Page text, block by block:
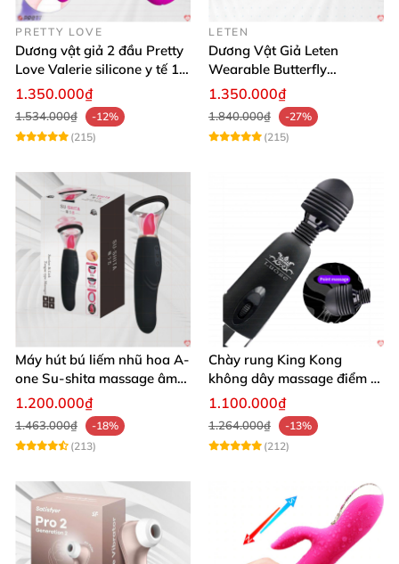
PRETTY LOVE
Dương vật giả 2 đầu Pretty
Love Valerie silicone y tế 12
chế độ rung
1.350.000₫
1.534.000₫
-12%
(215)
LETEN
Dương Vật Giả Leten
Wearable Butterfly
Bluetooth Đa Năng
1.350.000₫
1.840.000₫
-27%
(215)
Máy hút bú liếm nhũ hoa A-
one Su-shita massage âm
đạo độc đáo
1.200.000₫
1.463.000₫
-18%
(213)
Chày rung King Kong
không dây massage điểm G
sạc USB tiện lợi cao cấp
1.100.000₫
1.264.000₫
-13%
(212)